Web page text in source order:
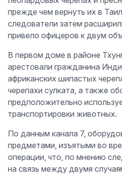
прежде чем вернуть их в
следователи затем
привело офицеров к двум
В первом доме в районе
арестовали гражданина
африканских шипастых
черепахи сулката, а также
предположительно
транспортировки животных.
По данным канала 7,
предметами, изъятыми во
операции, что, по мнению
на связь между двумя